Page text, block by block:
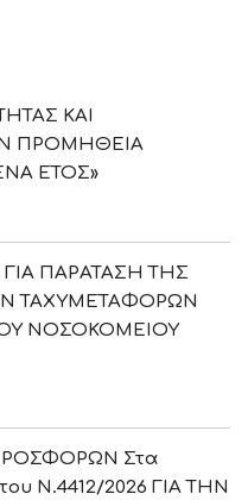
ΚΑΙ
ΠΡΟΜΗΘΕΙΑ
ΕΤΟΣ»
ΠΑΡΑΤΑΣΗ ΤΗΣ
ΤΑΧΥΜΕΤΑΦΟΡΩΝ
ΝΟΣΟΚΟΜΕΙΟΥ
Στα
Ν.4412/2026 ΓΙΑ ΤΗΝ